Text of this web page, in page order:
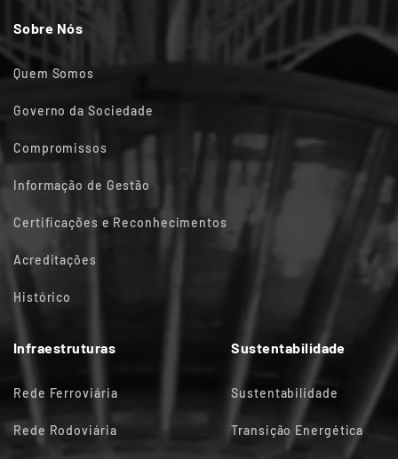
Sobre Nós
Quem Somos
Governo da Sociedade
Compromissos
Informação de Gestão
Certificações e Reconhecimentos
Acreditações
Histórico
Infraestruturas
Rede Ferroviária
Rede Rodoviária
Sustentabilidade
Sustentabilidade
Transição Energética